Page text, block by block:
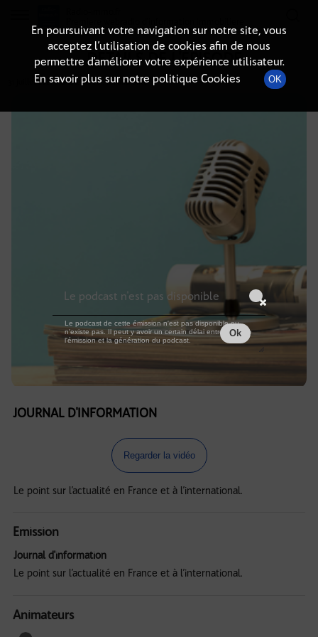
DÉTAILS DE L'ÉPISODE
31 juillet 2021à 6h00 , durée : Invalid date
JOURNAL D'INFORMATION
Regarder la vidéo
Le point sur l’actualité en France et à l’international.
Emission
Journal d'information
Le point sur l’actualité en France et à l’international.
Animateurs
En poursuivant votre navigation sur notre site, vous
acceptez l’utilisation de cookies afin de nous
permettre d’améliorer votre expérience utilisateur.
En savoir plus sur notre politique Cookies
OK
Le podcast n'est pas disponible
Le podcast de cette émission n'est pas disponible ou
n'existe pas. Il peut y avoir un certain délai entre la fin de
l'émission et la génération du podcast.
Ok